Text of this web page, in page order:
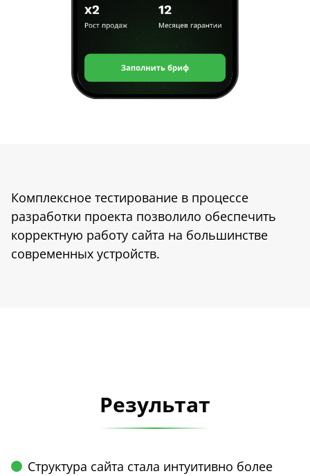
Комплексное тестирование в процессе
разработки проекта позволило обеспечить
корректную работу сайта на большинстве
современных устройств.
Результат
Структура сайта стала интуитивно более